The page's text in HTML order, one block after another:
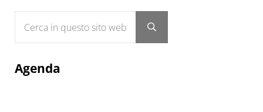
Submit search
Agenda